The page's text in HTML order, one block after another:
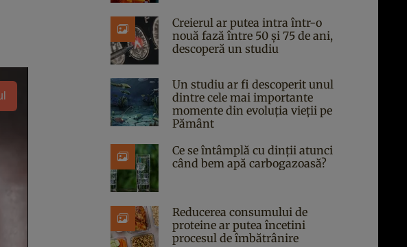
Creierul ar putea intra într-o
nouă fază între 50 și 75 de ani,
descoperă un studiu
Un studiu ar fi descoperit unul
dintre cele mai importante
momente din evoluția vieții pe
Pământ
Ce se întâmplă cu dinții atunci
când bem apă carbogazoasă?
Reducerea consumului de
proteine ar putea încetini
procesul de îmbătrânire